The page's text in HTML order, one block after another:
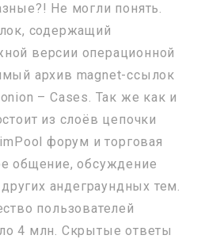
Не могли понять.
содержащий
версии операционной
архив magnet-ссылок
– Cases. Так же как и
из слоёв цепочки
форум и торговая
общение, обсуждение
андеграундных тем.
пользователей
4 млн. Скрытые ответы